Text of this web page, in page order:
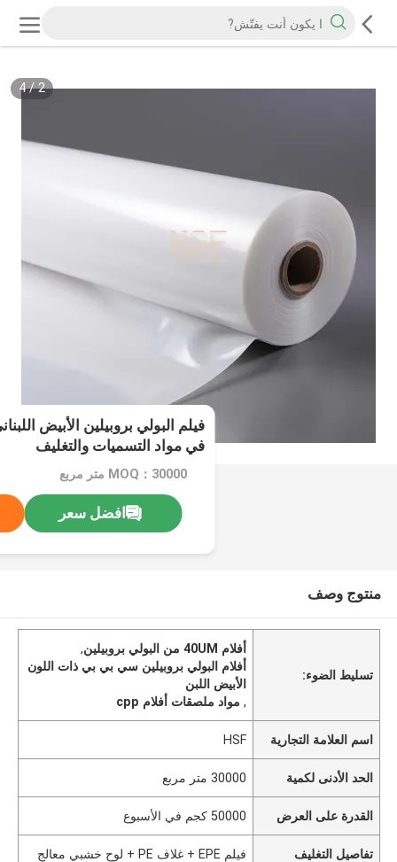
2
/
4
في مواد التسميات والتغليف
MOQ：30000 متر مربع
افضل سعر
منتوج وصف
تسليط الضوء:
أفلام 40UM من البولي بروبيلين
,
أفلام البولي بروبيلين سي بي بي ذات اللون
الأبيض اللبن
, مواد ملصقات أفلام cpp
اسم العلامة التجارية HSF
الحد الأدنى لكمية 30000 متر مربع
القدرة على العرض 50000 كجم في الأسبوع
تفاصيل التغليف فيلم EPE + غلاف PE + لوح خشبي معالج